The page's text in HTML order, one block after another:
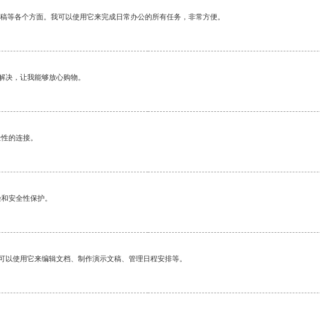
各个方面。我可以使用它来完成日常办公的所有任务，非常方便。
，让我能够放心购物。
的连接。
安全性保护。
使用它来编辑文档、制作演示文稿、管理日程安排等。